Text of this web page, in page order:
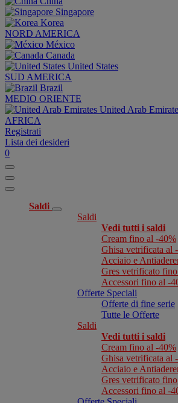
Singapore
Korea
NORD AMERICA
México
Canada
United States
SUD AMERICA
Brazil
MEDIO ORIENTE
United Arab
AFRICA
Registrati
Lista dei desideri
0
Saldi
Saldi
Vedi tutti i saldi
Cream fino al -40%
Ghisa vetrificata al
Acciaio e
Gres vetrificato
Accessori fino al -
Offerte Speciali
Offerte di fine serie
Tutte le Offerte
Saldi
Vedi tutti i saldi
Cream fino al -40%
Ghisa vetrificata al
Acciaio e
Gres vetrificato
Accessori fino al -